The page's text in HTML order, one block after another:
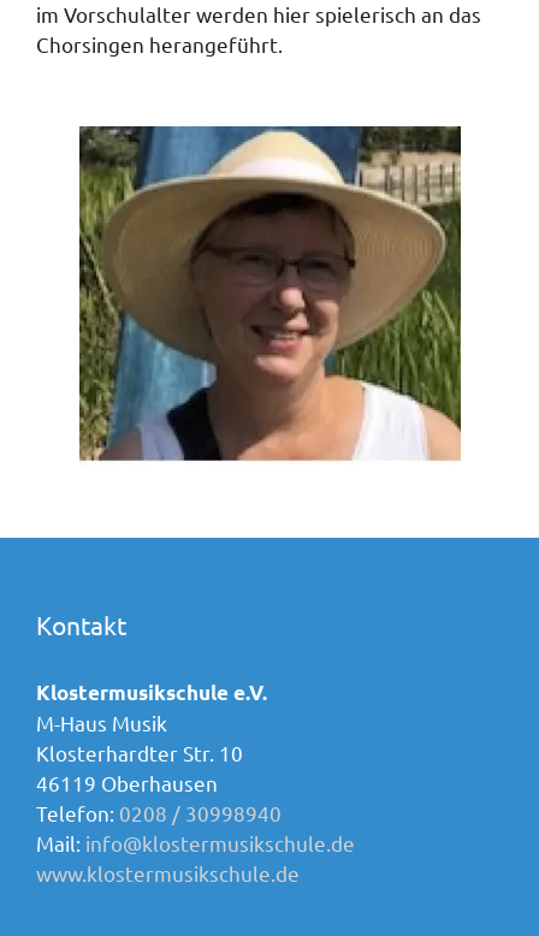
im Vorschulalter werden hier spielerisch an das
Chorsingen herangeführt.
Kontakt
Klostermusikschule e.V.
M-Haus Musik
Klosterhardter Str. 10
46119 Oberhausen
Telefon: 0208 / 30998940
Mail: info@klostermusikschule.de
www.klostermusikschule.de